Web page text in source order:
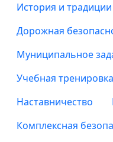
История и традиции
Дорожная
Муниципальное
Учебная
Наставничество
Комплексная